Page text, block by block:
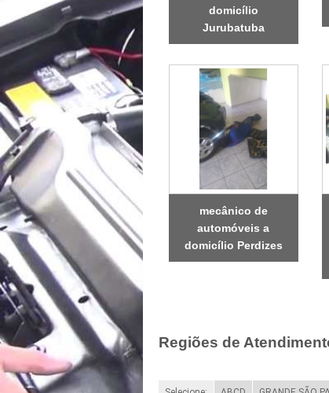
domicílio
Jurubatuba
mecânico de
automóveis a
domicílio Perdizes
Regiões de